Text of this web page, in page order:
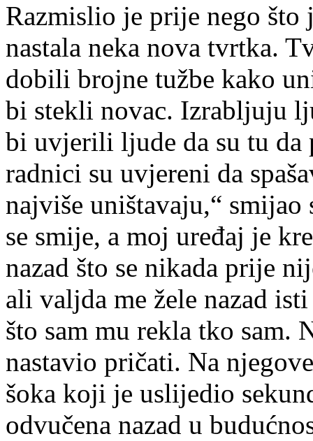
Razmislio je prije nego
nastala neka nova tvrtka.
dobili brojne tužbe kako
bi stekli novac. Izrabljuju
bi uvjerili ljude da su tu
radnici su uvjereni da
najviše uništavaju,“
se smije, a moj uređaj je
nazad što se nikada prije
ali valjda me žele nazad
što sam mu rekla tko sam.
nastavio pričati. Na
šoka koji je uslijedio
odvučena nazad u